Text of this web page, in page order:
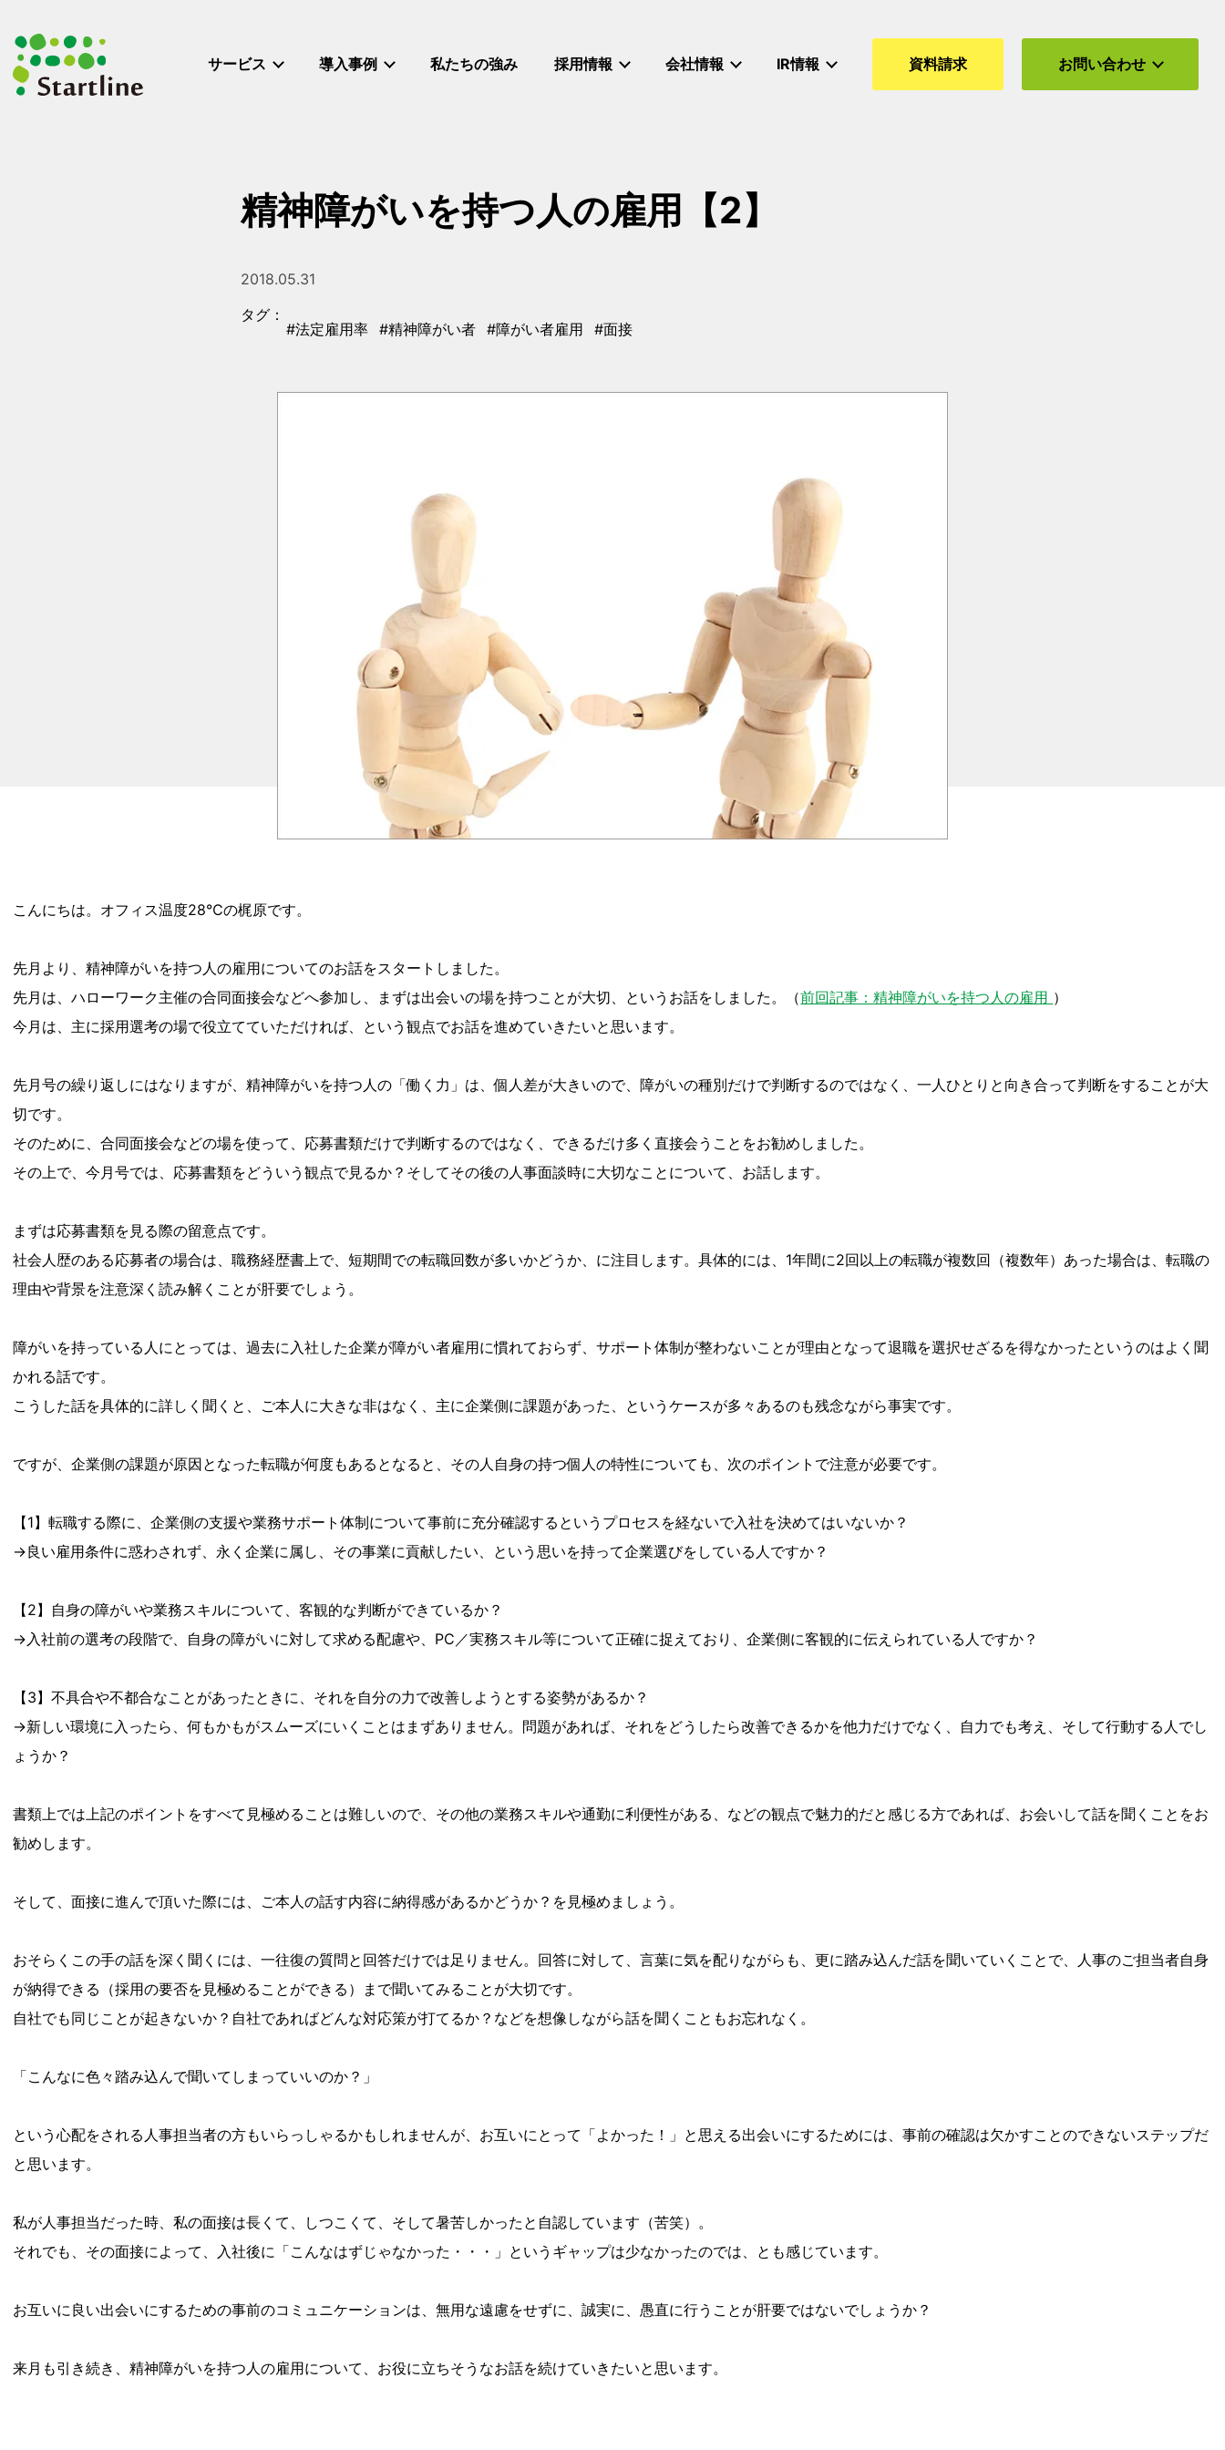
コ
サービス 導入事例 私たちの強み 採用情報 会社情報 IR情報 資料請求 お問い合わせ
精神障がいを持つ人の雇用【2】
投稿日
2018.05.31
タグ：
タグ
#法定雇用率
タグ
#精神障がい者
タグ
#障がい者雇用
タグ
#面接
こんにちは。オフィス温度28℃の梶原です。
先月より、精神障がいを持つ人の雇用についてのお話をスタートしました。
先月は、ハローワーク主催の合同面接会などへ参加し、まずは出会いの場を持つことが大切、というお話をしました。（前回記事：精神障がいを持つ人の雇用 ）
今月は、主に採用選考の場で役立てていただければ、という観点でお話を進めていきたいと思います。
先月号の繰り返しにはなりますが、精神障がいを持つ人の「働く力」は、個人差が大きいので、障がいの種別だけで判断するのではなく、一人ひとりと向き合って判断をすることが大
切です。
そのために、合同面接会などの場を使って、応募書類だけで判断するのではなく、できるだけ多く直接会うことをお勧めしました。
その上で、今月号では、応募書類をどういう観点で見るか？そしてその後の人事面談時に大切なことについて、お話します。
まずは応募書類を見る際の留意点です。
社会人歴のある応募者の場合は、職務経歴書上で、短期間での転職回数が多いかどうか、に注目します。具体的には、1年間に2回以上の転職が複数回（複数年）あった場合は、転職の
理由や背景を注意深く読み解くことが肝要でしょう。
障がいを持っている人にとっては、過去に入社した企業が障がい者雇用に慣れておらず、サポート体制が整わないことが理由となって退職を選択せざるを得なかったというのはよく聞
かれる話です。
こうした話を具体的に詳しく聞くと、ご本人に大きな非はなく、主に企業側に課題があった、というケースが多々あるのも残念ながら事実です。
ですが、企業側の課題が原因となった転職が何度もあるとなると、その人自身の持つ個人の特性についても、次のポイントで注意が必要です。
【1】転職する際に、企業側の支援や業務サポート体制について事前に充分確認するというプロセスを経ないで入社を決めてはいないか？
→良い雇用条件に惑わされず、永く企業に属し、その事業に貢献したい、という思いを持って企業選びをしている人ですか？
【2】自身の障がいや業務スキルについて、客観的な判断ができているか？
→入社前の選考の段階で、自身の障がいに対して求める配慮や、PC／実務スキル等について正確に捉えており、企業側に客観的に伝えられている人ですか？
【3】不具合や不都合なことがあったときに、それを自分の力で改善しようとする姿勢があるか？
→新しい環境に入ったら、何もかもがスムーズにいくことはまずありません。問題があれば、それをどうしたら改善できるかを他力だけでなく、自力でも考え、そして行動する人でし
ょうか？
書類上では上記のポイントをすべて見極めることは難しいので、その他の業務スキルや通勤に利便性がある、などの観点で魅力的だと感じる方であれば、お会いして話を聞くことをお
勧めします。
そして、面接に進んで頂いた際には、ご本人の話す内容に納得感があるかどうか？を見極めましょう。
おそらくこの手の話を深く聞くには、一往復の質問と回答だけでは足りません。回答に対して、言葉に気を配りながらも、更に踏み込んだ話を聞いていくことで、人事のご担当者自身
が納得できる（採用の要否を見極めることができる）まで聞いてみることが大切です。
自社でも同じことが起きないか？自社であればどんな対応策が打てるか？などを想像しながら話を聞くこともお忘れなく。
「こんなに色々踏み込んで聞いてしまっていいのか？」
という心配をされる人事担当者の方もいらっしゃるかもしれませんが、お互いにとって「よかった！」と思える出会いにするためには、事前の確認は欠かすことのできないステップだ
と思います。
私が人事担当だった時、私の面接は長くて、しつこくて、そして暑苦しかったと自認しています（苦笑）。
それでも、その面接によって、入社後に「こんなはずじゃなかった・・・」というギャップは少なかったのでは、とも感じています。
お互いに良い出会いにするための事前のコミュニケーションは、無用な遠慮をせずに、誠実に、愚直に行うことが肝要ではないでしょうか？
来月も引き続き、精神障がいを持つ人の雇用について、お役に立ちそうなお話を続けていきたいと思います。